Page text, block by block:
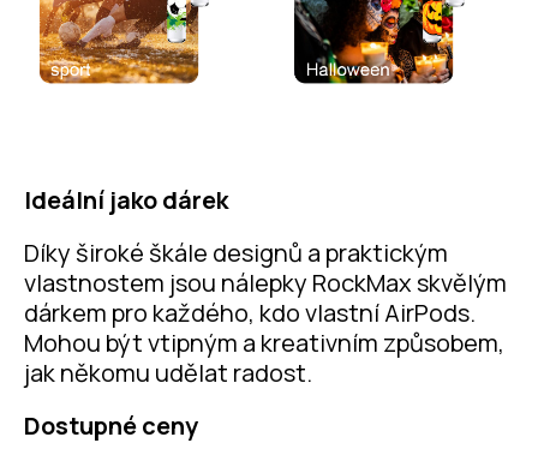
Ideální jako dárek
Díky široké škále designů a praktickým
vlastnostem jsou nálepky RockMax skvělým
dárkem pro každého, kdo vlastní AirPods.
Mohou být vtipným a kreativním způsobem,
jak někomu udělat radost.
Dostupné ceny